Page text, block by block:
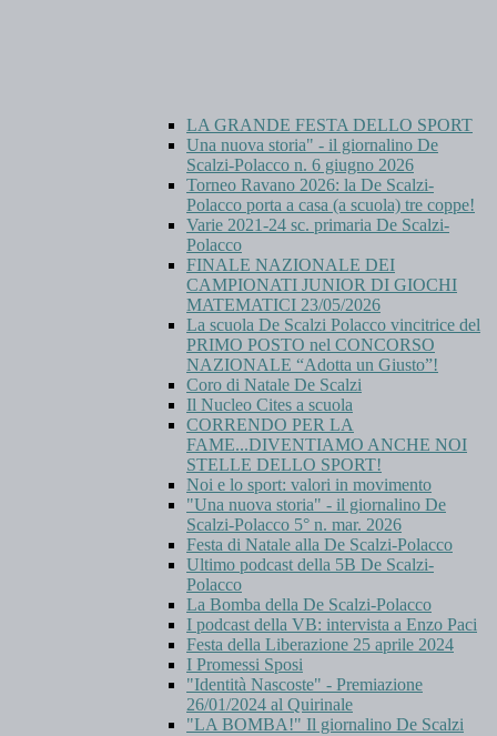
LA GRANDE FESTA DELLO SPORT
Una nuova storia" - il giornalino De
Scalzi-Polacco n. 6 giugno 2026
Torneo Ravano 2026: la De Scalzi-
Polacco porta a casa (a scuola) tre coppe!
Varie 2021-24 sc. primaria De Scalzi-
Polacco
FINALE NAZIONALE DEI
CAMPIONATI JUNIOR DI GIOCHI
MATEMATICI 23/05/2026
La scuola De Scalzi Polacco vincitrice del
PRIMO POSTO nel CONCORSO
NAZIONALE “Adotta un Giusto”!
Coro di Natale De Scalzi
Il Nucleo Cites a scuola
CORRENDO PER LA
FAME...DIVENTIAMO ANCHE NOI
STELLE DELLO SPORT!
Noi e lo sport: valori in movimento
"Una nuova storia" - il giornalino De
Scalzi-Polacco 5° n. mar. 2026
Festa di Natale alla De Scalzi-Polacco
Ultimo podcast della 5B De Scalzi-
Polacco
La Bomba della De Scalzi-Polacco
I podcast della VB: intervista a Enzo Paci
Festa della Liberazione 25 aprile 2024
I Promessi Sposi
"Identità Nascoste" - Premiazione
26/01/2024 al Quirinale
"LA BOMBA!" Il giornalino De Scalzi